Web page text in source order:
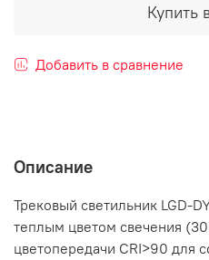
Купить
Добавить в сравнение
Описание
Трековый светильник LGD-
теплым цветом свечения
цветопередачи CRI>90 для